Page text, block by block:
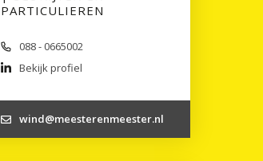
PARTICULIEREN
088 - 0665002
Bekijk profiel
wind@meesterenmeester.nl